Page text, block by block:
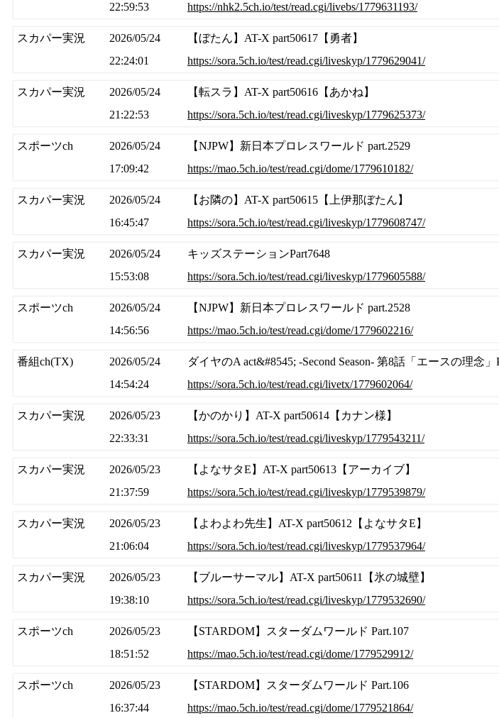
22:59:53
https://nhk2.5ch.io/test/read.cgi/livebs/1779631193/
スカパー実況
2026/05/24
22:24:01
【ぼたん】AT-X part50617【勇者】
https://sora.5ch.io/test/read.cgi/liveskyp/1779629041/
スカパー実況
2026/05/24
21:22:53
【転スラ】AT-X part50616【あかね】
https://sora.5ch.io/test/read.cgi/liveskyp/1779625373/
スポーツch
2026/05/24
17:09:42
【NJPW】新日本プロレスワールド part.2529
https://mao.5ch.io/test/read.cgi/dome/1779610182/
スカパー実況
2026/05/24
16:45:47
【お隣の】AT-X part50615【上伊那ぼたん】
https://sora.5ch.io/test/read.cgi/liveskyp/1779608747/
スカパー実況
2026/05/24
15:53:08
キッズステーションPart7648
https://sora.5ch.io/test/read.cgi/liveskyp/1779605588/
スポーツch
2026/05/24
14:56:56
【NJPW】新日本プロレスワールド part.2528
https://mao.5ch.io/test/read.cgi/dome/1779602216/
番組ch(TX)
2026/05/24
14:54:24
ダイヤのA act&#8545; -Second Season- 第8話「エースの理念」
https://sora.5ch.io/test/read.cgi/livetx/1779602064/
スカパー実況
2026/05/23
22:33:31
【かのかり】AT-X part50614【カナン様】
https://sora.5ch.io/test/read.cgi/liveskyp/1779543211/
スカパー実況
2026/05/23
21:37:59
【よなサタE】AT-X part50613【アーカイブ】
https://sora.5ch.io/test/read.cgi/liveskyp/1779539879/
スカパー実況
2026/05/23
21:06:04
【よわよわ先生】AT-X part50612【よなサタE】
https://sora.5ch.io/test/read.cgi/liveskyp/1779537964/
スカパー実況
2026/05/23
19:38:10
【ブルーサーマル】AT-X part50611【氷の城壁】
https://sora.5ch.io/test/read.cgi/liveskyp/1779532690/
スポーツch
2026/05/23
18:51:52
【STARDOM】スターダムワールド Part.107
https://mao.5ch.io/test/read.cgi/dome/1779529912/
スポーツch
2026/05/23
16:37:44
【STARDOM】スターダムワールド Part.106
https://mao.5ch.io/test/read.cgi/dome/1779521864/